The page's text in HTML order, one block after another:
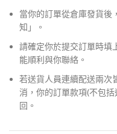
當你的訂單從倉庫發貨後
知」。
請確定你於提交訂單時填
能順利與你聯絡。
若送貨人員連續配送兩次
消，你的訂單款項(不包
回。